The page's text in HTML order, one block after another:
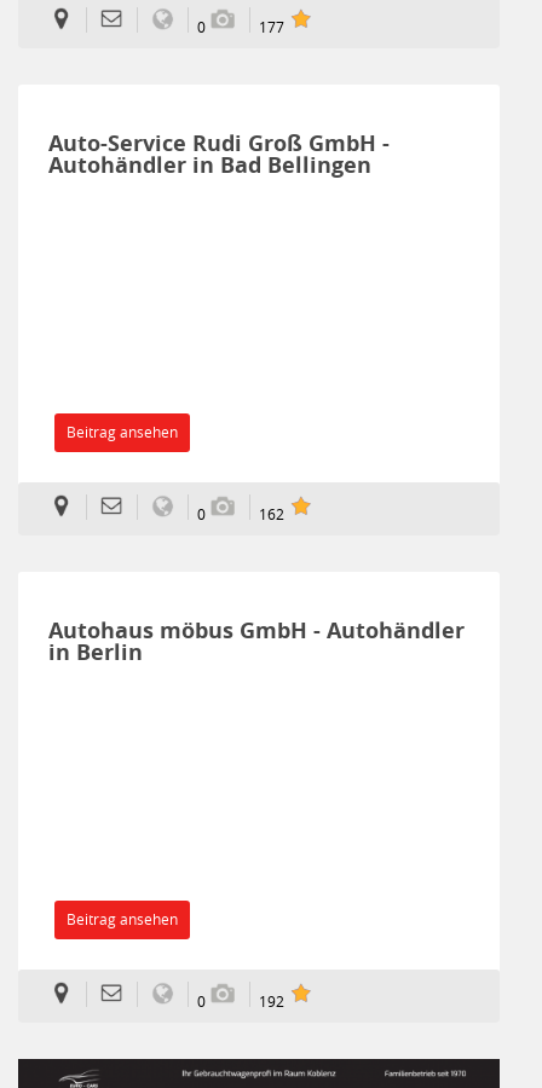
0 177
Auto-Service Rudi Groß GmbH -
Autohändler in Bad Bellingen
Beitrag ansehen
0 162
Autohaus möbus GmbH - Autohändler
in Berlin
Beitrag ansehen
0 192